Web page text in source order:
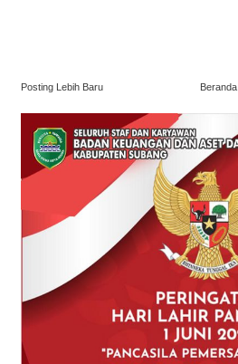
Posting Lebih Baru Beranda